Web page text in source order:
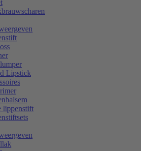
Lipstick
lippenstift